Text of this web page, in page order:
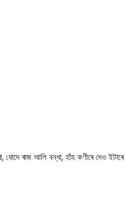
ৰাজ আলি বন্ধা, হাঁহ কণীৰে দেও ইটাৰে